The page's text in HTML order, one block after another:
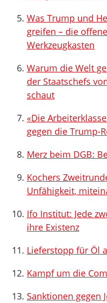
Was Trump und
greifen – die
Werkzeugkasten
Warum die Welt
der Staatschefs
schaut
«Die
gegen die Trump-
Merz beim DGB:
Kochers
Unfähigkeit,
Ifo Institut: Jede
ihre Existenz
Lieferstopp für Öl
Kampf um die
Sanktionen gegen